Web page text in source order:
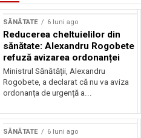
SĂNĂTATE 6 luni ago
Reducerea cheltuielilor din
sănătate: Alexandru Rogobete
refuză avizarea ordonanței
Ministrul Sănătății, Alexandru
Rogobete, a declarat că nu va aviza
ordonanța de urgență a...
SĂNĂTATE 6 luni ago